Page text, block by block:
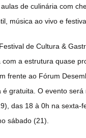
de culinária com
música ao vivo e
de Cultura &
com a estrutura quase
frente ao Fórum
é gratuita. O evento
das 18 à 0h na sexta-
sábado (21).